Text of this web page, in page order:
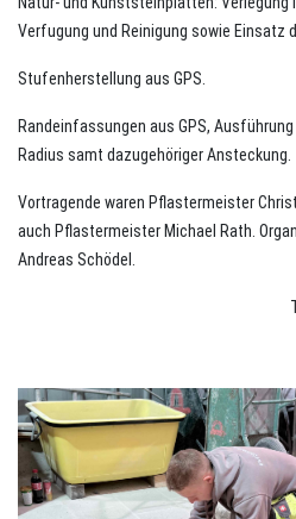
Verfugung und Reinigung sowie Einsatz
Stufenherstellung aus GPS.
Randeinfassungen aus GPS,
Radius samt dazugehöriger Ansteckung.
Vortragende waren Pflastermeister
auch Pflastermeister Michael Rath.
Andreas Schödel.